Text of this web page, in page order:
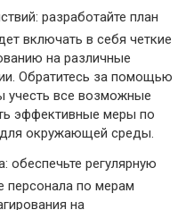
разработайте план
включать в себя четкие
на различные
Обратитесь за помощью
учесть все возможные
эффективные меры по
окружающей среды.
обеспечьте регулярную
персонала по мерам
на